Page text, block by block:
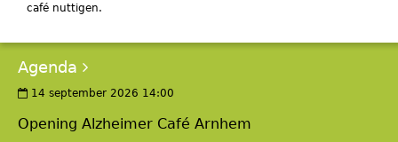
café nuttigen.
Agenda
14 september 2026 14:00
Opening Alzheimer Café Arnhem